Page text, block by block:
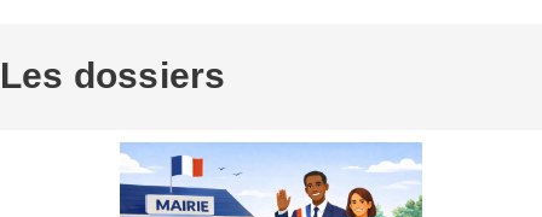
Les dossiers